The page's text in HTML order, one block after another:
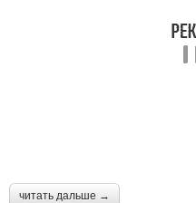
читать дальше →